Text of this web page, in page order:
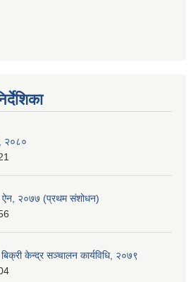
२०८०
ऐन, २०७७ (प्रथम संशोधन)
केन्द्र सञ्चालन कार्यविधि, २०७९